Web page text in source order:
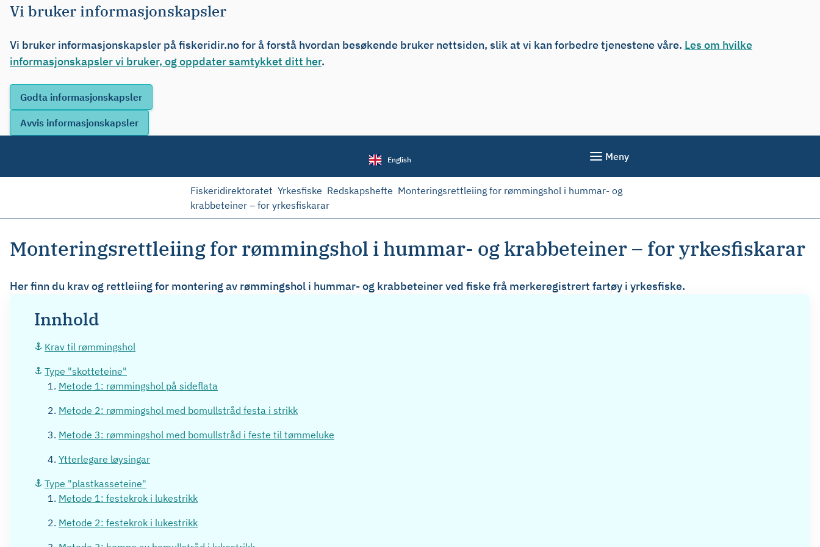
Vi bruker informasjonskapsler
Vi bruker informasjonskapsler på fiskeridir.no for å forstå hvordan besøkende bruker nettsiden, slik at vi kan forbedre tjenestene våre. Les om hvilke
informasjonskapsler vi bruker, og oppdater samtykket ditt her.
English Meny
Fiskeridirektoratet Yrkesfiske Redskapshefte Monteringsrettleiing for rømmingshol i hummar- og
krabbeteiner – for yrkesfiskarar
Monteringsrettleiing for rømmingshol i hummar- og krabbeteiner – for yrkesfiskarar
Her finn du krav og rettleiing for montering av rømmingshol i hummar- og krabbeteiner ved fiske frå merkeregistrert fartøy i yrkesfiske.
Innhold
Krav til rømmingshol
Type "skotteteine"
Metode 1: rømmingshol på sideflata
Metode 2: rømmingshol med bomullstråd festa i strikk
Metode 3: rømmingshol med bomullstråd i feste til tømmeluke
Ytterlegare løysingar
Type "plastkasseteine"
Metode 1: festekrok i lukestrikk
Metode 2: festekrok i lukestrikk